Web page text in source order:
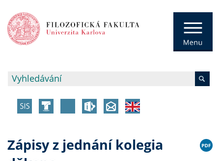
Zápisy z jednání kolegia